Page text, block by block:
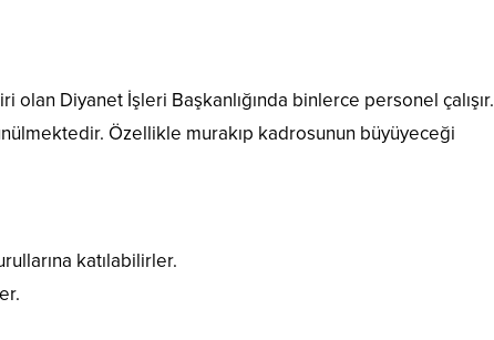
Diyanet İşleri Başkanlığında binlerce personel çalışır.
Özellikle murakıp kadrosunun büyüyeceği
katılabilirler.